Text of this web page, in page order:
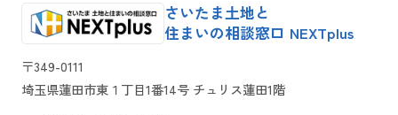
さいたま土地と
住まいの相談窓口 NEXTplus
〒349-0111
埼玉県蓮田市東１丁目1番14号 チュリス蓮田1階